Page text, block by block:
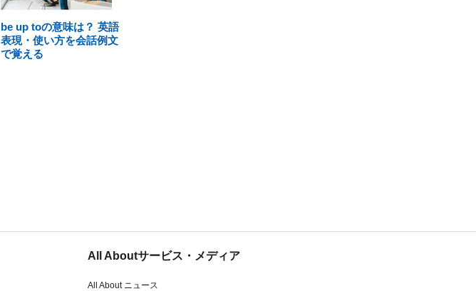
be up toの意味は？ 英語
表現・使い方を会話例文
で覚える
All Aboutサービス・メディア
All About ニュース